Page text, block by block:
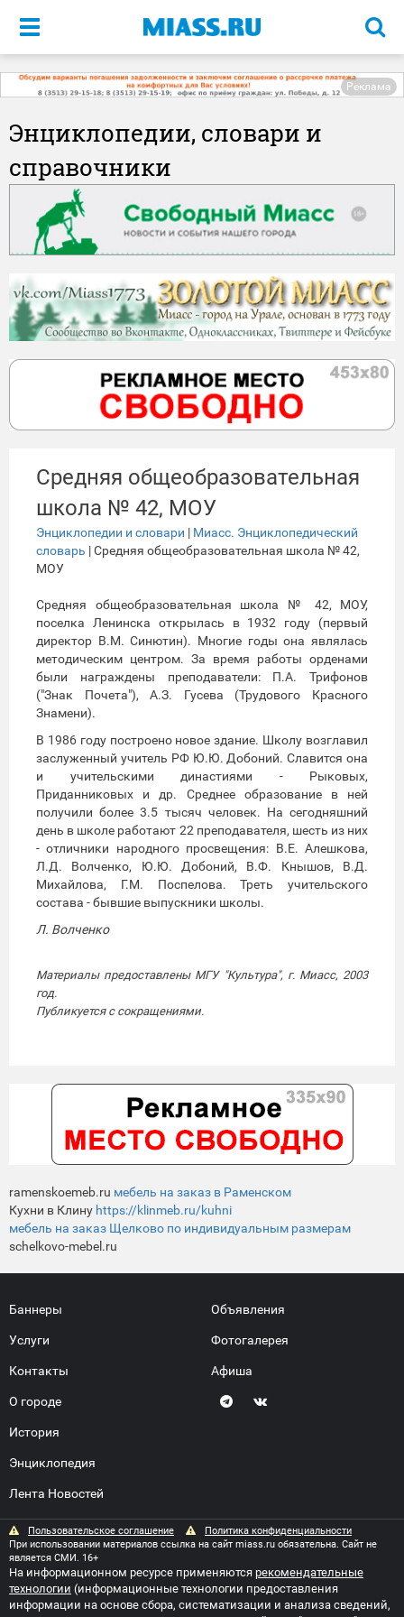
Меню
Реклама
Энциклопедии, словари и
справочники
Средняя общеобразовательная
школа № 42, МОУ
Энциклопедии и словари | Миасс. Энциклопедический
словарь | Средняя общеобразовательная школа № 42,
МОУ
Средняя общеобразовательная школа № 42, МОУ,
поселка Ленинска открылась в 1932 году (первый
директор В.М. Синютин). Многие годы она являлась
методическим центром. За время работы орденами
были награждены преподаватели: П.А. Трифонов
("Знак Почета"), А.З. Гусева (Трудового Красного
Знамени).
В 1986 году построено новое здание. Школу возглавил
заслуженный учитель РФ Ю.Ю. Добоний. Славится она
и учительскими династиями - Рыковых,
Приданниковых и др. Среднее образование в ней
получили более 3.5 тысяч человек. На сегодняшний
день в школе работают 22 преподавателя, шесть из них
- отличники народного просвещения: В.Е. Алешкова,
Л.Д. Волченко, Ю.Ю. Добоний, В.Ф. Кнышов, В.Д.
Михайлова, Г.М. Поспелова. Треть учительского
состава - бывшие выпускники школы.
Л. Волченко
Материалы предоставлены МГУ "Культура", г. Миасс, 2003
год.
Публикуется с сокращениями.
ramenskoemeb.ru мебель на заказ в Раменском
Кухни в Клину https://klinmeb.ru/kuhni
мебель на заказ Щелково по индивидуальным размерам
schelkovo-mebel.ru
Баннеры
Услуги
Контакты
О городе
История
Энциклопедия
Лента Новостей
Объявления
Фотогалерея
Афиша
Пользовательское соглашение
Политика конфиденциальности
При использовании материалов ссылка на сайт miass.ru обязательна. Сайт не
является СМИ. 16+
На информационном ресурсе применяются рекомендательные
технологии (информационные технологии предоставления
информации на основе сбора, систематизации и анализа сведений,